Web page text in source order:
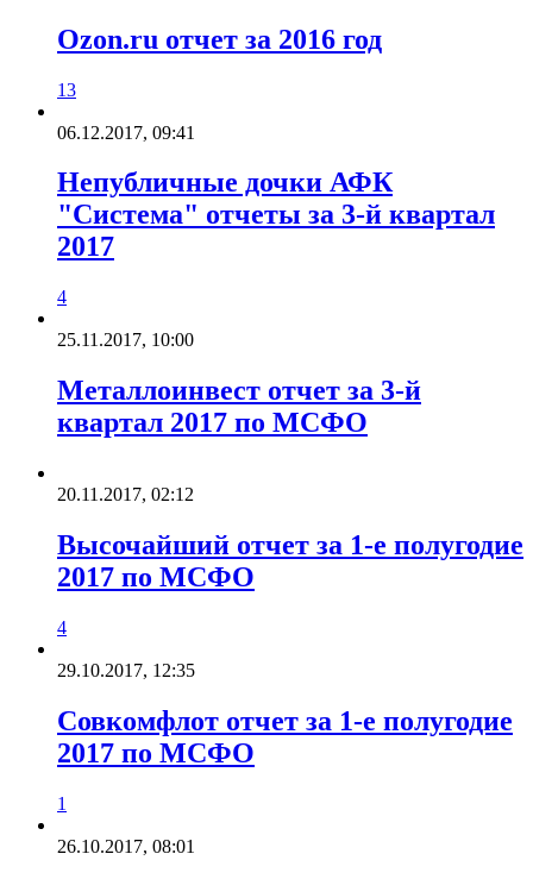
Ozon.ru отчет за 2016 год
13
06.12.2017, 09:41
Непубличные дочки АФК
"Система" отчеты за 3-й квартал
2017
4
25.11.2017, 10:00
Металлоинвест отчет за 3-й
квартал 2017 по МСФО
20.11.2017, 02:12
Высочайший отчет за 1-е полугодие
2017 по МСФО
4
29.10.2017, 12:35
Совкомфлот отчет за 1-е полугодие
2017 по МСФО
1
26.10.2017, 08:01